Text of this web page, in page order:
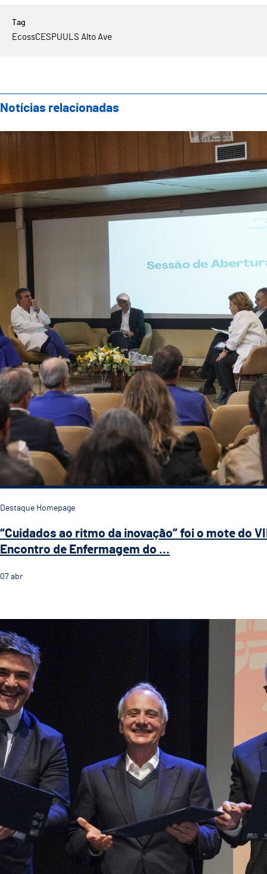
EcossCESPUULS Alto Ave
Notícias relacionadas
“Cuidados ao ritmo da inovação” foi o mote do VII
Destaque Homepage
“Cuidados ao ritmo da inovação” foi o mote do
Encontro de Enfermagem do ...
07 abr